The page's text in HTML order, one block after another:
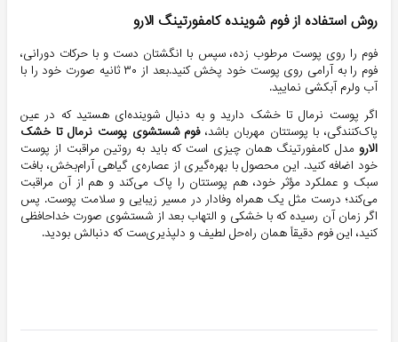
روش استفاده از فوم شوینده کامفورتینگ الارو
فوم را روی پوست مرطوب زده، سپس با انگشتان دست و با حرکات دورانی،
فوم را به آرامی روی پوست خود پخش کنید.بعد از ۳۰ ثانیه صورت خود را با
آب ولرم آبکشی نمایید.
اگر پوست نرمال تا خشک دارید و به دنبال شوینده‌ای هستید که در عین
پاک‌کنندگی، با پوستتان مهربان باشد،فوم شستشوی پوست نرمال تا خشک
الارو مدل کامفورتینگ همان چیزی است که باید به روتین مراقبت از پوست
خود اضافه کنید. این محصول با بهره‌گیری از عصاره‌ی گیاهی آرام‌بخش، بافت
سبک و عملکرد مؤثر خود، هم پوستتان را پاک می‌کند و هم از آن مراقبت
می‌کند؛ درست مثل یک همراه وفادار در مسیر زیبایی و سلامت پوست. پس
اگر زمان آن رسیده که با خشکی و التهاب بعد از شستشوی صورت خداحافظی
کنید، این فوم دقیقاً همان راه‌حل لطیف و دلپذیری‌ست که دنبالش بودید.